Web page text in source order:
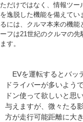
ただけではなく、情報ツ
を逸脱した機能を備えて
るには、クルマ本来の機能
ーフは21世紀のクルマの
ます。
EVを運転するとバッ
ドライバーが多いよう
ドン使って欲しいと思
与えますが、微々たる
方が走行可能距離に大